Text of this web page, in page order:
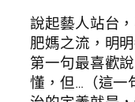
說起藝人站台
肥媽之流，明
第一句最喜歡
懂，但…（這一